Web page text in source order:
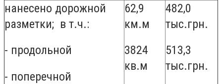
нанесено дорожной
разметки; в т.ч.:
- продольной
- поперечной
62,9
км.м
3824
кв.м
482,0
тыс.грн.
513,3
тыс.грн.